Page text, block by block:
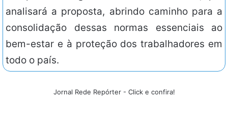
analisará a proposta, abrindo caminho para a
consolidação dessas normas essenciais ao
bem-estar e à proteção dos trabalhadores em
todo o país.
Jornal Rede Repórter - Click e confira!